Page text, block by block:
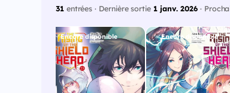
31entrées · Dernière sortie 1 janv. 2026 ·
Encore disponible Encore disponible